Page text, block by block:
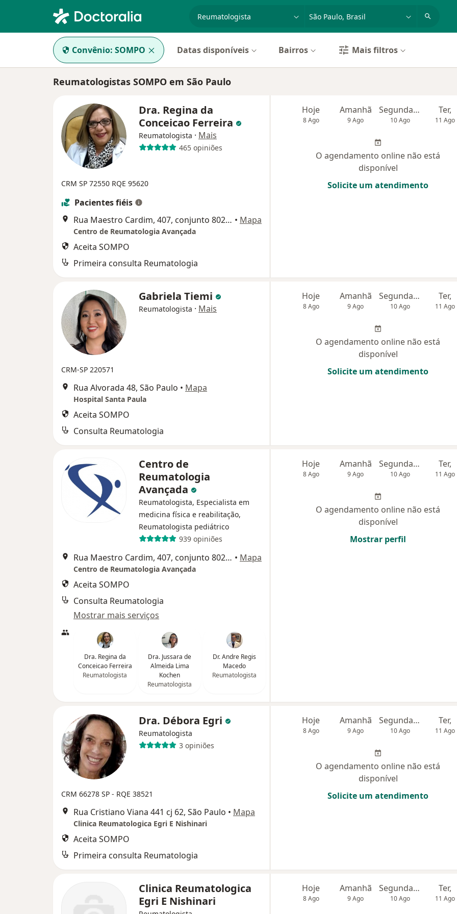
Convênio: SOMPO Datas disponíveis Bairros Mais filtros
Reumatologistas SOMPO em São Paulo
Dra. Regina da
Conceicao Ferreira
Reumatologista · Mais
465 opiniões
CRM SP 72550 RQE 95620
Pacientes fiéis
Rua Maestro Cardim, 407, conjunto 802, São Paulo • Mapa
Centro de Reumatologia Avançada
Aceita SOMPO
Primeira consulta Reumatologia
Hoje
8 Ago
Amanhã
9 Ago
Segunda-feira
10 Ago
Ter,
11 Ago
O agendamento online não está
disponível
Solicite um atendimento
Gabriela Tiemi
Reumatologista · Mais
CRM-SP 220571
Rua Alvorada 48, São Paulo • Mapa
Hospital Santa Paula
Aceita SOMPO
Consulta Reumatologia
Hoje
8 Ago
Amanhã
9 Ago
Segunda-feira
10 Ago
Ter,
11 Ago
O agendamento online não está
disponível
Solicite um atendimento
Centro de
Reumatologia
Avançada
Reumatologista, Especialista em
medicina física e reabilitação,
Reumatologista pediátrico
939 opiniões
Rua Maestro Cardim, 407, conjunto 802, São Paulo • Mapa
Centro de Reumatologia Avançada
Aceita SOMPO
Consulta Reumatologia
Mostrar mais serviços
Dra. Regina da
Conceicao Ferreira
Reumatologista
Dra. Jussara de
Almeida Lima
Kochen
Reumatologista
Dr. Andre Regis
Macedo
Reumatologista
Hoje
8 Ago
Amanhã
9 Ago
Segunda-feira
10 Ago
Ter,
11 Ago
O agendamento online não está
disponível
Mostrar perfil
Dra. Débora Egri
Reumatologista
3 opiniões
CRM 66278 SP - RQE 38521
Rua Cristiano Viana 441 cj 62, São Paulo • Mapa
Clinica Reumatologica Egri E Nishinari
Aceita SOMPO
Primeira consulta Reumatologia
Hoje
8 Ago
Amanhã
9 Ago
Segunda-feira
10 Ago
Ter,
11 Ago
O agendamento online não está
disponível
Solicite um atendimento
Clinica Reumatologica
Egri E Nishinari
Hoje
8 Ago
Amanhã
9 Ago
Segunda-feira
10 Ago
Ter,
11 Ago